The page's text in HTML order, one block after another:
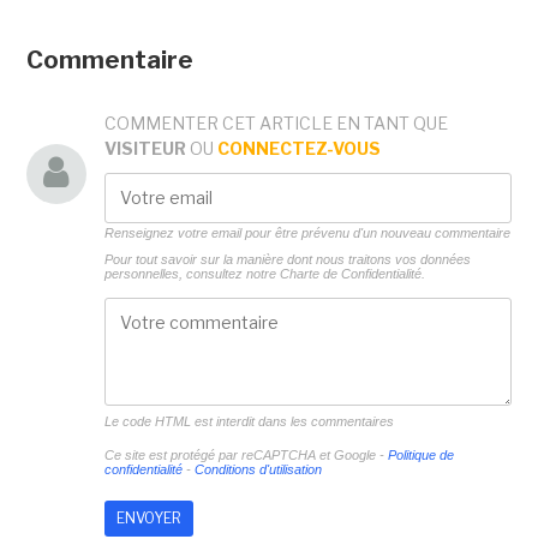
Commentaire
COMMENTER CET ARTICLE EN TANT QUE
VISITEUR OU CONNECTEZ-VOUS
Renseignez votre email pour être prévenu d'un nouveau commentaire
Pour tout savoir sur la manière dont nous traitons vos données
personnelles, consultez notre Charte de Confidentialité.
Le code HTML est interdit dans les commentaires
Ce site est protégé par reCAPTCHA et Google - Politique de
confidentialité- Conditions d'utilisation